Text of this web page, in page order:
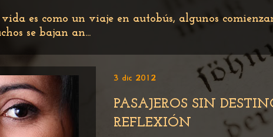
es como un viaje en autobús, algunos
se bajan an...
3 dic 2012
PASAJEROS SIN
REFLEXIÓN